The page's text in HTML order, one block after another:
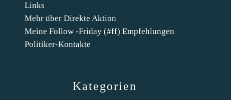
Kategorien
Links
Mehr über Direkte Aktion
Meine Follow -Friday (#ff) Empfehlungen
Politiker-Kontakte